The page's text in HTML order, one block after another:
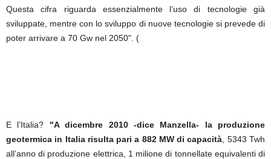
Questa cifra riguarda essenzialmente l’uso di tecnologie già
sviluppate, mentre con lo sviluppo di nuove tecnologie si prevede di
poter arrivare a 70 Gw nel 2050". (
E l’Italia? "A dicembre 2010 -dice Manzella- la produzione
geotermica in Italia risulta pari a 882 MW di capacità , 5343 Twh
all’anno di produzione elettrica, 1 milione di tonnellate equivalenti di